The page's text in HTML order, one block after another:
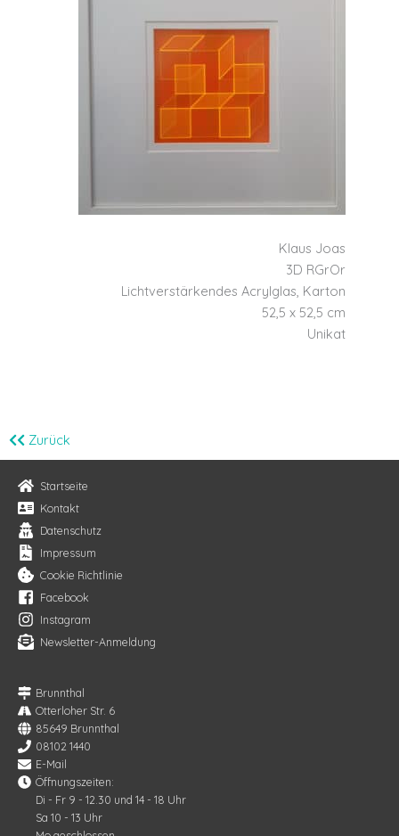
Klaus Joas
3D RGrOr
Lichtverstärkendes Acrylglas, Karton
52,5 x 52,5 cm
Unikat
Zurück
Startseite
Kontakt
Datenschutz
Impressum
Cookie Richtlinie
Facebook
Instagram
Newsletter-Anmeldung
Brunnthal
Otterloher Str. 6
85649 Brunnthal
08102 1440
E-Mail
Öffnungszeiten:
Di - Fr 9 - 12.30 und 14 - 18 Uhr
Sa 10 - 13 Uhr